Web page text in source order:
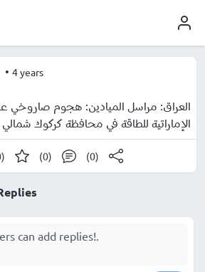
• 4 years
العراق: مراسل الميادين: هجوم صاروخي
الإماراتية للطاقة في محافظة كركوك شمالي
(0) (0)